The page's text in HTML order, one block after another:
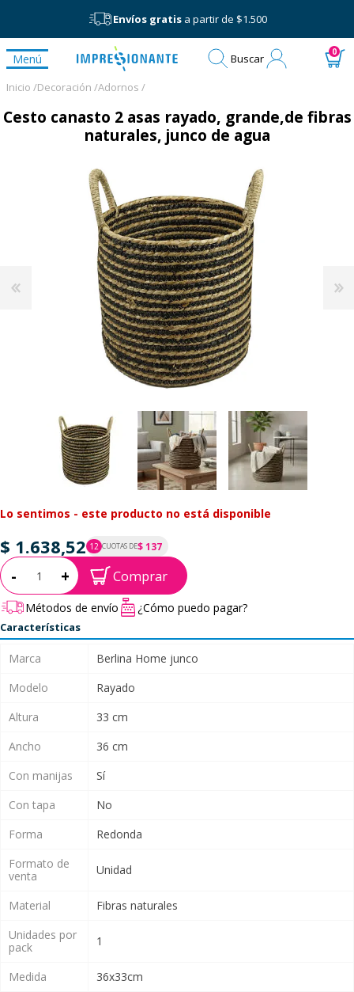
Envíos gratisa partir de $1.500
Menú Buscar 0
Inicio /Decoración /Adornos /
Cesto canasto 2 asas rayado, grande,de fibras
naturales, junco de agua
Lo sentimos - este producto no está disponible
$ 1.638,52 12 CUOTAS DE$ 137
P.T.F. $ 1.639
Cantidad:
- + Comprar
Métodos de envío ¿Cómo puedo pagar?
Características
Marca
Berlina Home junco
Modelo
Rayado
Altura
33 cm
Ancho
36 cm
Con manijas
Sí
Con tapa
No
Forma
Redonda
Formato de
venta
Unidad
Material
Fibras naturales
Unidades por
pack
1
Medida
36x33cm